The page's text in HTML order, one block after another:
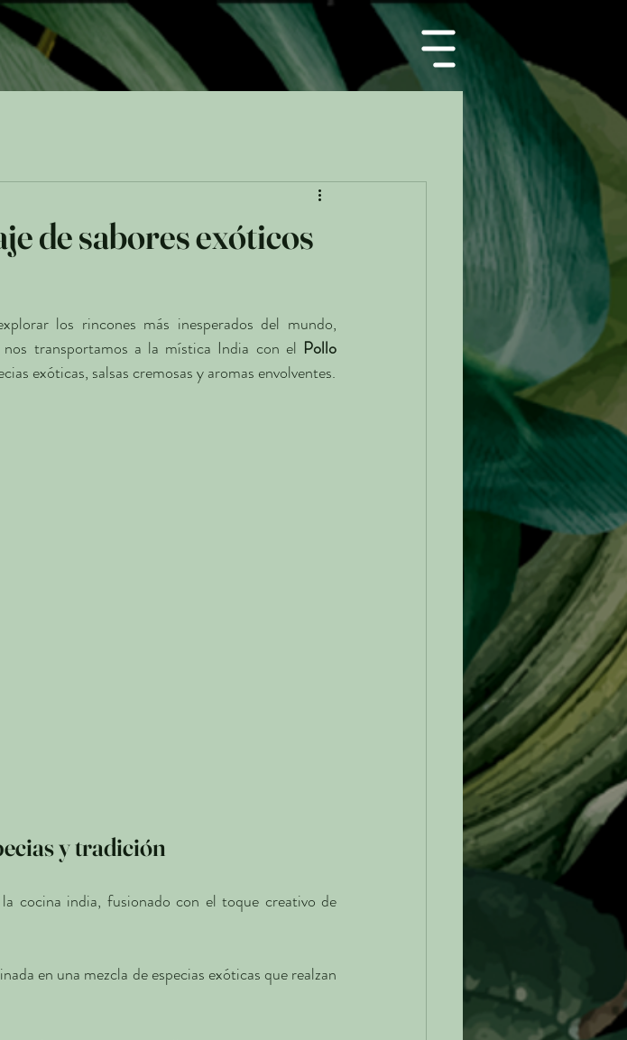
de sabores exóticos
los rincones más inesperados del mundo,
transportamos a la mística India con el Pollo
exóticas, salsas cremosas y aromas envolventes.
y tradición
en una mezcla de especias exóticas que realzan